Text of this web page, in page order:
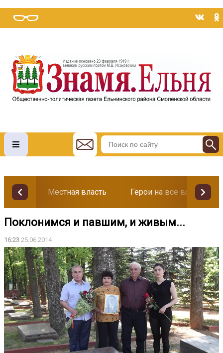
Местная власть Герои на все времена
Поклонимся и павшим, и живым...
16:23 25.06.2014